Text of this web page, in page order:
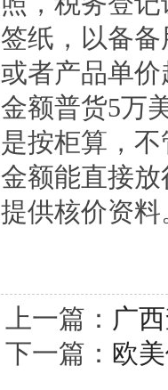
签纸，以备
或者产品单
金额普货5
是按柜算，
金额能直接
提供核价资
上一篇： 广
下一篇： 欧